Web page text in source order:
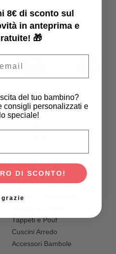
E REGALI!
PER IL LETTINO
Riduttori Lettino
DECORO CAMERA
Adesivi e Decorazioni
Tappeti e Pouf
Cuscini Arredo
Accessori Bambole
8€ di sconto sul
in anteprima e
🎁
del tuo bambino?
consigli personalizzati e
speciale!
DI SCONTO!
grazie